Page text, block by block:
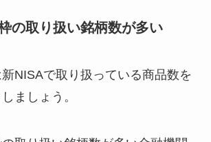
の取り扱い銘柄数が多い
NISAで取り扱っている商品数を
ましょう。